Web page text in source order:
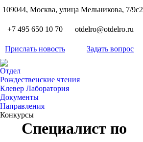
109044, Москва, улица Мельникова, 7/9с2
+7 495 650 10 70 otdelro@otdelro.ru
Прислать новость Задать вопрос
Отдел
Рождественские чтения
Клевер Лаборатория
Документы
Направления
Конкурсы
Специалист по